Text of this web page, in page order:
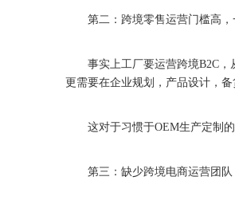
第二：跨境零售运营门槛高，
事实上工厂要运营跨境B2C，从
更需要在企业规划，产品设计，
这对于习惯于OEM生产定制的
第三：缺少跨境电商运营团队